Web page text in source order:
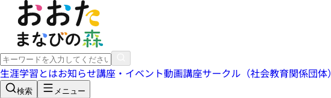
生涯学習とはお知らせ講座・イベント動画講座サークル（社会教育関係団体）
検索 メニュー